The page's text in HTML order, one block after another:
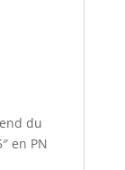
du
en PN